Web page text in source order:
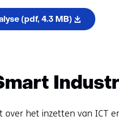
(pdf, 4.3 MB)
over het inzetten van ICT